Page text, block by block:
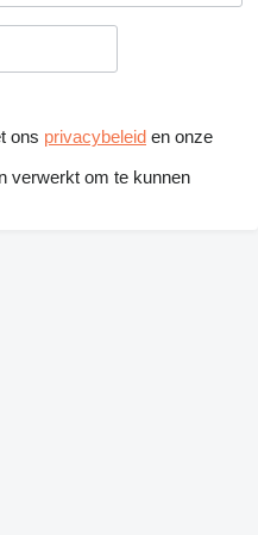
ons privacybeleid en onze
verwerkt om te kunnen